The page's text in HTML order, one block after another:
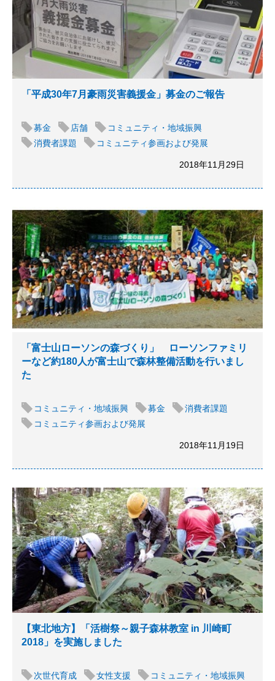
「平成30年7月豪雨災害義援金」募金のご報告
募金 店舗
コミュニティ・地域振興
消費者課題
コミュニティ参画および発展
2018年11月29日
「富士山ローソンの森づくり」 ローソンファミリ
ーなど約180人が富士山で森林整備活動を行いまし
た
コミュニティ・地域振興 募金
消費者課題
コミュニティ参画および発展
2018年11月19日
【東北地方】「活樹祭～親子森林教室 in 川崎町
2018」を実施しました
次世代育成 女性支援
コミュニティ・地域振興